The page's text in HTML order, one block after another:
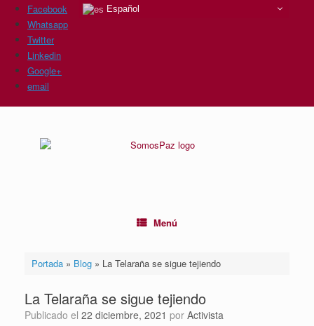
Facebook
Whatsapp
Twitter
Linkedin
Google+
email
Menú
Portada» Blog» La Telaraña se sigue tejiendo
La Telaraña se sigue tejiendo
Publicado el 22 diciembre, 2021 por Activista
Español